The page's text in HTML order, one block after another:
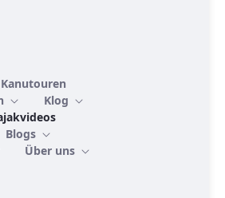
Kanutouren
Klog
Blogs
Über uns